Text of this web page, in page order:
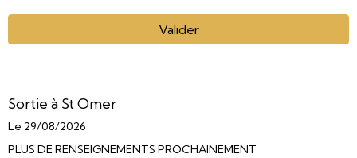
Valider
Sortie à St Omer
Le 29/08/2026
PLUS DE RENSEIGNEMENTS PROCHAINEMENT